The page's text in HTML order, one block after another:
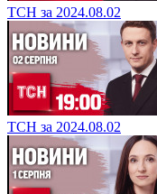
ТСН за 2024.08.02
ТСН за 2024.08.02